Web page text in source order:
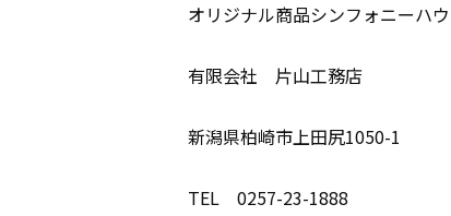
家づくり
オリジナル商品シンフォニーハ
有限会社 片山工務店
新潟県柏崎市上田尻1050-1
TEL 0257-23-1888